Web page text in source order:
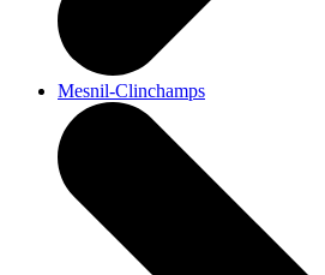
Mesnil-Clinchamps